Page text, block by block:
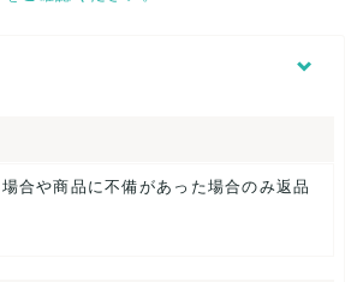
26.5cm
合や商品に不備があった場合のみ返品